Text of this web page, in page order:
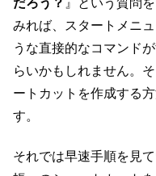
みれば、スタートメニ
うな直接的なコマンド
らいかもしれません。
ートカットを作成する
す。
それでは早速手順を見